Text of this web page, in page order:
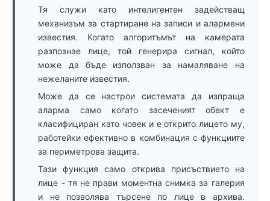
Тя служи като интелигентен задействащ
механизъм за стартиране на записи и алармени
известия. Когато алгоритъмът на камерата
разпознае лице, той генерира сигнал, който
може да бъде използван за намаляване на
нежеланите известия.
Може да се настрои системата да изпраща
аларма само когато засеченият обект е
класифициран като човек и е открито лицето му,
работейки ефективно в комбинация с функциите
за периметрова защита.
Тази функция само открива присъствието на
лице - тя не прави моментна снимка за галерия
и не позволява търсене по лице в архива.